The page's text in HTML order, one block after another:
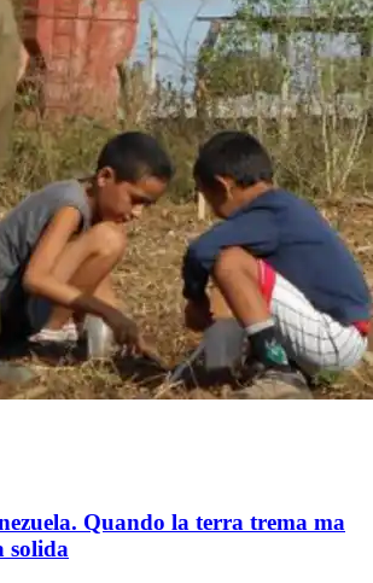
Quando la terra trema ma
solida